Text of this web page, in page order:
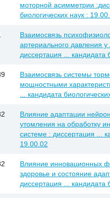
моторной асимметрии
биологических наук :
Взаимосвязь
артериального давления
диссертация ... кандидата
Взаимосвязь системы
мощностными
... кандидата
Влияние адаптации
утомления на обработку
системе : диссертация ...
19.00.02
Влияние инновационных
здоровье и состояние
диссертация ... кандидата